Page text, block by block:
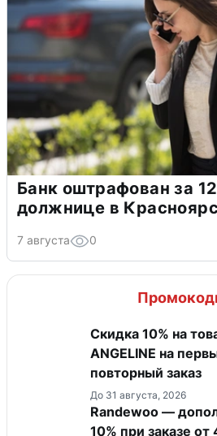
Банк оштрафован за
должнице в
7 августа 0
Скидка 10% на
ANGELINE на
повторный заказ
До 31 августа, 2026
Randewoo —
10% при заказе